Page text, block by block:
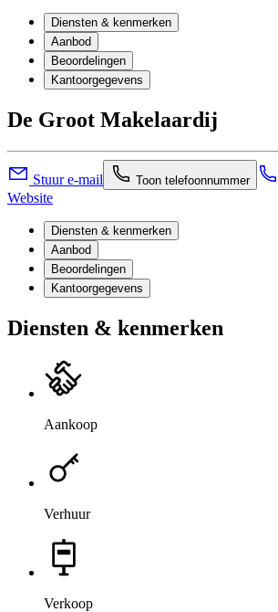
Diensten & kenmerken
Aanbod
Beoordelingen
Kantoorgegevens
De Groot Makelaardij
Stuur e-mail Toon telefoonnummer
Website
Diensten & kenmerken
Aanbod
Beoordelingen
Kantoorgegevens
Diensten & kenmerken
Aankoop
Verhuur
Verkoop